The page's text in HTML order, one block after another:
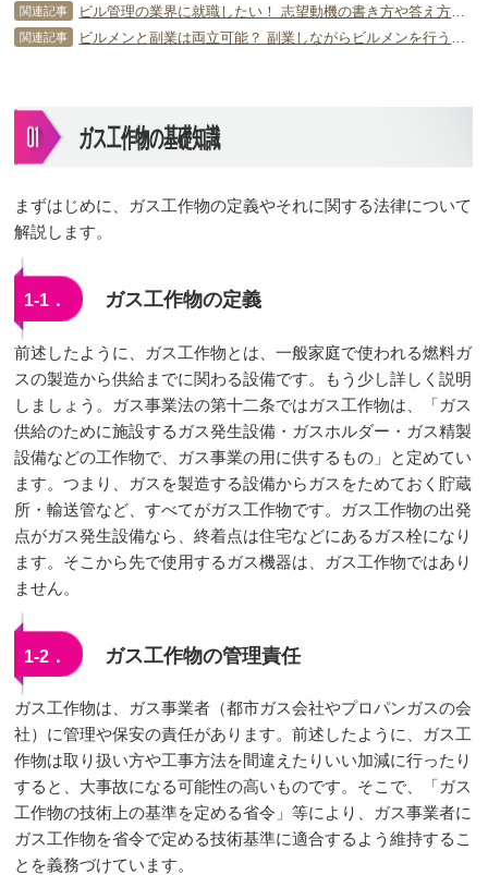
関連記事
関連記事
ガス工作物の基礎知識
まずはじめに、ガス工作物の定義やそれに関する法律について
解説します。
1-1． ガス工作物の定義
前述したように、ガス工作物とは、一般家庭で使われる燃料ガ
スの製造から供給までに関わる設備です。もう少し詳しく説明
しましょう。ガス事業法の第十二条ではガス工作物は、「ガス
供給のために施設するガス発生設備・ガスホルダー・ガス精製
設備などの工作物で、ガス事業の用に供するもの」と定めてい
ます。つまり、ガスを製造する設備からガスをためておく貯蔵
所・輸送管など、すべてがガス工作物です。ガス工作物の出発
点がガス発生設備なら、終着点は住宅などにあるガス栓になり
ます。そこから先で使用するガス機器は、ガス工作物ではあり
ません。
1-2． ガス工作物の管理責任
ガス工作物は、ガス事業者（都市ガス会社やプロパンガスの会
社）に管理や保安の責任があります。前述したように、ガス工
作物は取り扱い方や工事方法を間違えたりいい加減に行ったり
すると、大事故になる可能性の高いものです。そこで、「ガス
工作物の技術上の基準を定める省令」等により、ガス事業者に
ガス工作物を省令で定める技術基準に適合するよう維持するこ
とを義務づけています。